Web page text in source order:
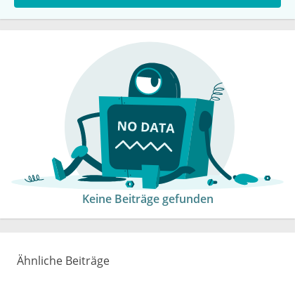
Keine Beiträge gefunden
Ähnliche Beiträge